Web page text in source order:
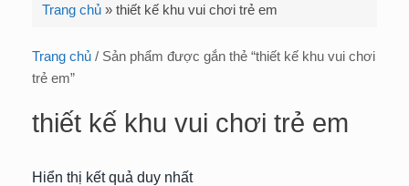
Trang chủ »thiết kế khu vui chơi trẻ em
Trang chủ / Sản phẩm được gắn thẻ “thiết kế khu vui chơi
trẻ em”
thiết kế khu vui chơi trẻ em
Hiển thị kết quả duy nhất